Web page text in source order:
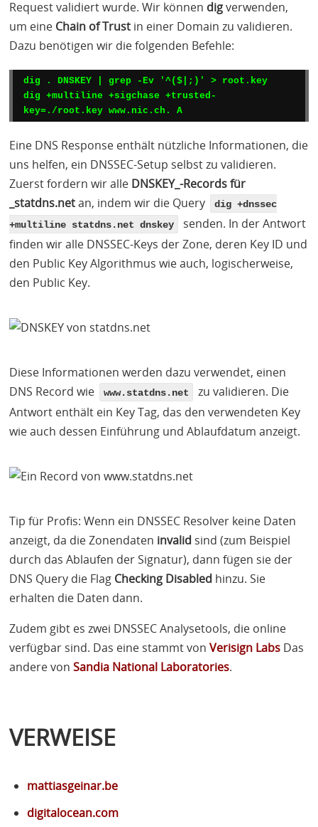
Request validiert wurde. Wir können digverwenden,
um eine Chain of Trust in einer Domain zu validieren.
Dazu benötigen wir die folgenden Befehle:
dig . DNSKEY | grep -Ev '^($|;)' > root.key
dig +multiline +sigchase +trusted-
Eine DNS Response enthält nützliche Informationen, die
uns helfen, ein DNSSEC-Setup selbst zu validieren.
Zuerst fordern wir alle DNSKEY_-Records für
_statdns.netan, indem wir die Query
dig +dnssec
+multiline statdns.net dnskey
senden. In der Antwort
finden wir alle DNSSEC-Keys der Zone, deren Key ID und
den Public Key Algorithmus wie auch, logischerweise,
den Public Key.
Diese Informationen werden dazu verwendet, einen
DNS Record wie www.statdns.net
zu validieren. Die
Antwort enthält ein Key Tag, das den verwendeten Key
wie auch dessen Einführung und Ablaufdatum anzeigt.
Tip für Profis: Wenn ein DNSSEC Resolver keine Daten
anzeigt, da die Zonendaten invalid sind (zum Beispiel
durch das Ablaufen der Signatur), dann fügen sie der
DNS Query die Flag Checking Disabled hinzu. Sie
erhalten die Daten dann.
Zudem gibt es zwei DNSSECAnalysetools, die online
verfügbar sind. Das eine stammt vonVerisign Labs Das
andere vonSandia National Laboratories.
VERWEISE
mattiasgeinar.be
digitalocean.com